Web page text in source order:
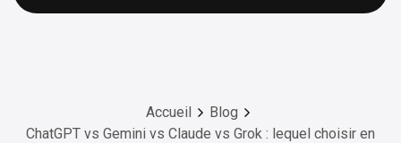
Accueil
Blog
ChatGPT vs Gemini vs Claude vs Grok : lequel choisir en